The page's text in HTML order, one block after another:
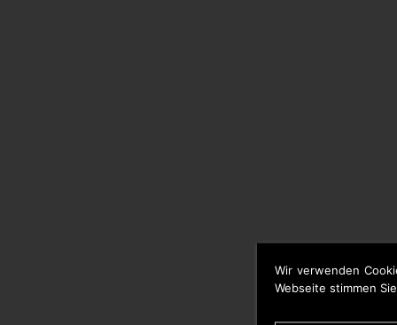
Wir verwenden
Webseite stimmen